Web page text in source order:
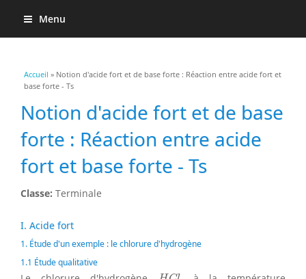
Menu
Vous êtes ici
Accueil » Notion d'acide fort et de base forte : Réaction entre acide fort et
base forte - Ts
Notion d'acide fort et de base
forte : Réaction entre acide
fort et base forte - Ts
Classe: Terminale
I. Acide fort
1. Étude d'un exemple : le chlorure d'hydrogène
1.1 Étude qualitative
HCl